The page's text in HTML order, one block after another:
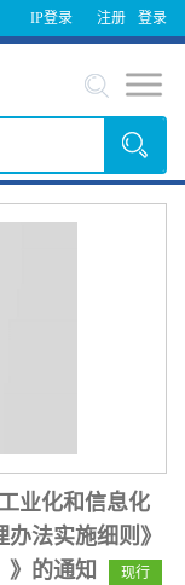
IP登录 登录
注册
业化和信息化
法实施细则》
》的通知
现行